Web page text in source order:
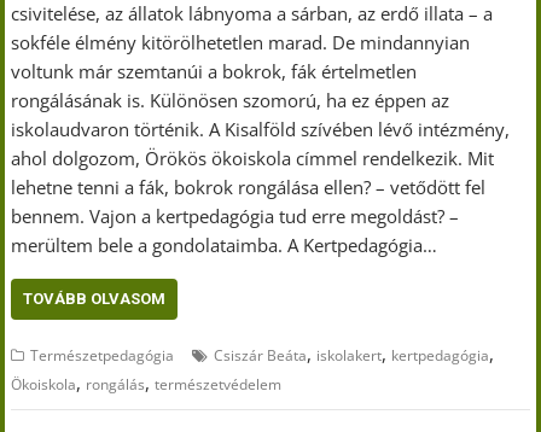
csivitelése, az állatok lábnyoma a sárban, az erdő illata – a
sokféle élmény kitörölhetetlen marad. De mindannyian
voltunk már szemtanúi a bokrok, fák értelmetlen
rongálásának is. Különösen szomorú, ha ez éppen az
iskolaudvaron történik. A Kisalföld szívében lévő intézmény,
ahol dolgozom, Örökös ökoiskola címmel rendelkezik. Mit
lehetne tenni a fák, bokrok rongálása ellen? – vetődött fel
bennem. Vajon a kertpedagógia tud erre megoldást? –
merültem bele a gondolataimba. A Kertpedagógia…
TOVÁBB OLVASOM
Természetpedagógia Csiszár Beáta, iskolakert, kertpedagógia,
Ökoiskola, rongálás,természetvédelem